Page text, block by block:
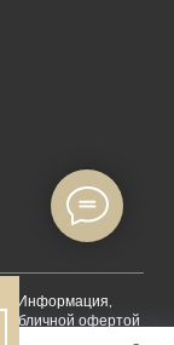
Информация,
офертой